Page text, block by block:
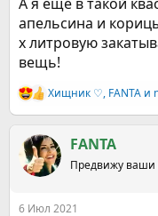
апельсина и
х литровую
вещь!
Р
е
к
ц
и
Хищник ♡, FANTA и
FANTA
Предвижу ваши
6 Июл 2021